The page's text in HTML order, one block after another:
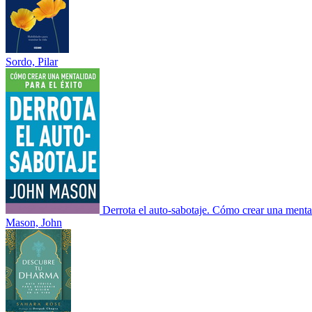
Sordo, Pilar
Derrota el auto-sabotaje. Cómo crear una
Mason, John